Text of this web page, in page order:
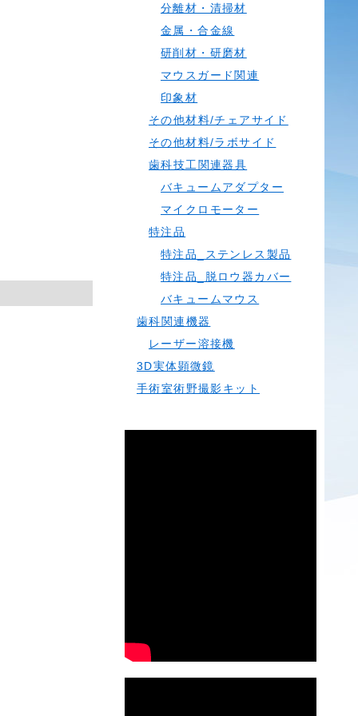
分離材・清掃材
金属・合金線
研削材・研磨材
マウスガード関連
印象材
その他材料/チェアサイド
その他材料/ラボサイド
歯科技工関連器具
バキュームアダプター
マイクロモーター
特注品
特注品_ステンレス製品
特注品_脱ロウ器カバー
バキュームマウス
歯科関連機器
レーザー溶接機
3D実体顕微鏡
手術室術野撮影キット